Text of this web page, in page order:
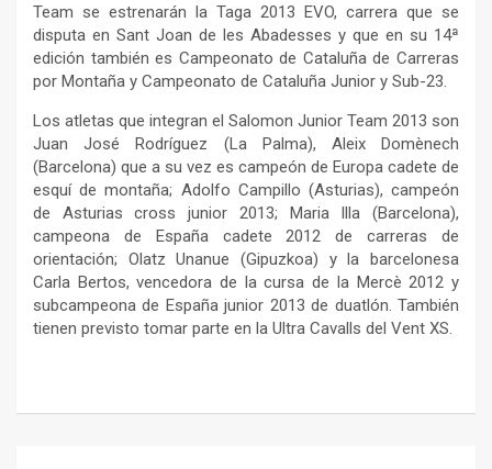
Team se estrenarán la Taga 2013 EVO, carrera que se
disputa en Sant Joan de les Abadesses y que en su 14ª
edición también es Campeonato de Cataluña de Carreras
por Montaña y Campeonato de Cataluña Junior y Sub-23.
Los atletas que integran el Salomon Junior Team 2013 son
Juan José Rodríguez (La Palma), Aleix Domènech
(Barcelona) que a su vez es campeón de Europa cadete de
esquí de montaña; Adolfo Campillo (Asturias), campeón
de Asturias cross junior 2013; Maria Illa (Barcelona),
campeona de España cadete 2012 de carreras de
orientación; Olatz Unanue (Gipuzkoa) y la barcelonesa
Carla Bertos, vencedora de la cursa de la Mercè 2012 y
subcampeona de España junior 2013 de duatlón. También
tienen previsto tomar parte en la Ultra Cavalls del Vent XS.